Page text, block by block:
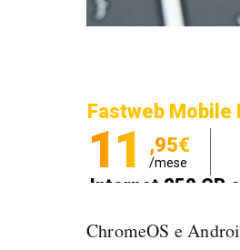
Fastweb Mobile
11 ,95€
/mese
Internet 250 GB
ChromeOS e